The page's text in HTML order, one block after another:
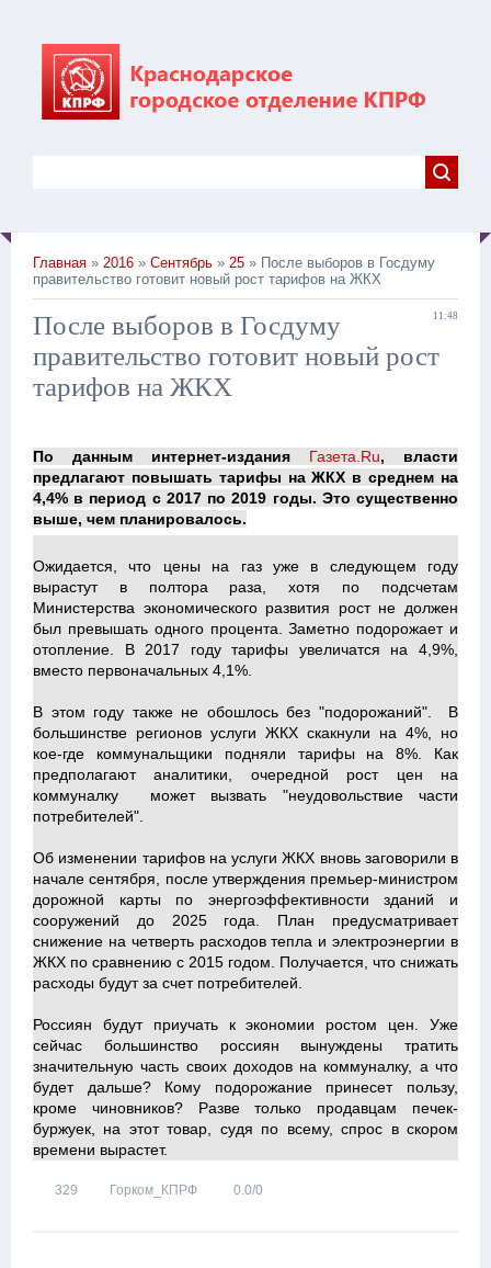
Главная » 2016 » Сентябрь » 25 » После выборов в Госдуму
правительство готовит новый рост тарифов на ЖКХ
11:48
После выборов в Госдуму
правительство готовит новый рост
тарифов на ЖКХ
По данным интернет-издания Газета.Ru, власти
предлагают повышать тарифы на ЖКХ в среднем на
4,4% в период с 2017 по 2019 годы. Это существенно
выше, чем планировалось.
Ожидается, что цены на газ уже в следующем году
вырастут в полтора раза, хотя по подсчетам
Министерства экономического развития рост не должен
был превышать одного процента. Заметно подорожает и
отопление. В 2017 году тарифы увеличатся на 4,9%,
вместо первоначальных 4,1%.
В этом году также не обошлось без "подорожаний". В
большинстве регионов услуги ЖКХ скакнули на 4%, но
кое-где коммунальщики подняли тарифы на 8%. Как
предполагают аналитики, очередной рост цен на
коммуналку может вызвать "неудовольствие части
потребителей".
Об изменении тарифов на услуги ЖКХ вновь заговорили в
начале сентября, после утверждения премьер-министром
дорожной карты по энергоэффективности зданий и
сооружений до 2025 года. План предусматривает
снижение на четверть расходов тепла и электроэнергии в
ЖКХ по сравнению с 2015 годом. Получается, что снижать
расходы будут за счет потребителей.
Россиян будут приучать к экономии ростом цен. Уже
сейчас большинство россиян вынуждены тратить
значительную часть своих доходов на коммуналку, а что
будет дальше? Кому подорожание принесет пользу,
кроме чиновников? Разве только продавцам печек-
буржуек, на этот товар, судя по всему, спрос в скором
времени вырастет.
329 Горком_КПРФ 0.0/0